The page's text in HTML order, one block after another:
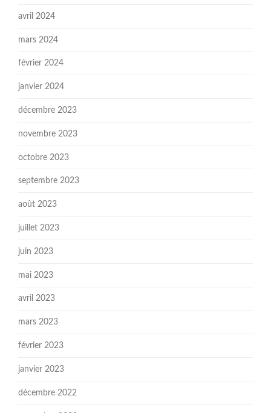
avril 2024
mars 2024
février 2024
janvier 2024
décembre 2023
novembre 2023
octobre 2023
septembre 2023
août 2023
juillet 2023
juin 2023
mai 2023
avril 2023
mars 2023
février 2023
janvier 2023
décembre 2022